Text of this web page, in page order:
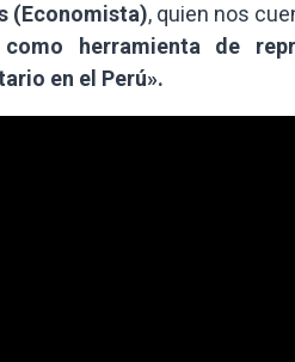
(Economista), quien nos
herramienta de
en el Perú».